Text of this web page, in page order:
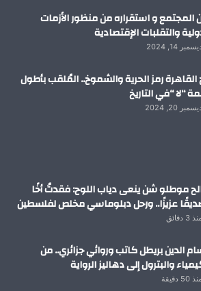
المجتمع و استقراره من منظور الأزمات
والتقلبات الإقتصادية
ديسمبر 14, 2024
القاهرة رمز الحرية والشموخ.. المُلقب بأطول
“لا “في التاريخ
ديسمبر 20, 2024
موطلو شن ينعى دياب اللوح: فقدتُ أخًا
عزيزًا.. ورحل دبلوماسي مخلص لفلسطين
منذ 3 دقائق
الدين بريطل كاتب وروائي جزائري.. من
والبترول إلى دهاليز الرواية
منذ 50 دقيقة